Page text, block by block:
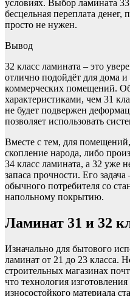
условиях. Выбор ламината
бесцельная переплата денег,
просто не нужен.
Вывод
32 класс ламината – это
отлично подойдёт для дома
коммерческих помещений.
характеристиками, чем 31
не будет подвержен
позволяет использовать
Вместе с тем, для
скопление народа, либо
34 класс ламината, а 32 уже
запаса прочности. Его
обычного потребителя со
напольному покрытию.
Ламинат 31 и 32
Изначально для бытового
ламинат от 21 до 23 класса.
строительных магазинах
что технология
износостойкого материала